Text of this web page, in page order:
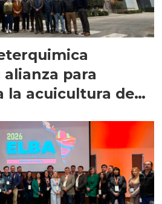
para
la acuicultura de